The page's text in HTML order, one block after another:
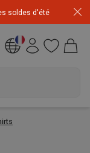
soldes d'été